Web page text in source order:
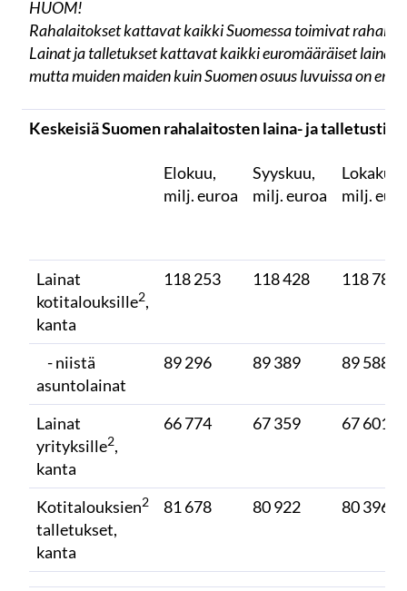
HUOM!
Rahalaitokset kattavat kaikki Suomessa toimivat
Lainat ja talletukset kattavat kaikki euromääräiset lainat
mutta muiden maiden kuin Suomen osuus luvuissa on
Keskeisiä Suomen rahalaitosten laina- ja
Elokuu,
milj. euroa
Syyskuu,
milj. euroa
Lokakuu,
milj.
Lainat
kotitalouksille2,
kanta
118 253 118 428 118 783
- niistä
asuntolainat
89 296 89 389 89 588
Lainat
yrityksille2,
kanta
66 774 67 359 67 601
Kotitalouksien2
talletukset,
kanta
81 678 80 922 80 396